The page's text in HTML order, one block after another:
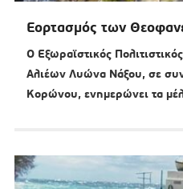
Εορτασμός των
Ο Εξωραϊστικός
Αλιέων Λυώνα Νάξου, σε
Κορώνου, ενημερώνει τα